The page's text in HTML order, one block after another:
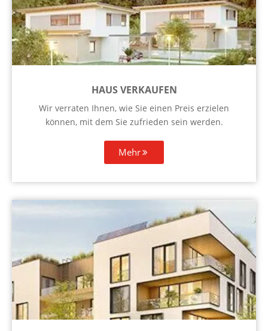
HAUS VERKAUFEN
Wir verraten Ihnen, wie Sie einen Preis erzielen
können, mit dem Sie zufrieden sein werden.
Mehr